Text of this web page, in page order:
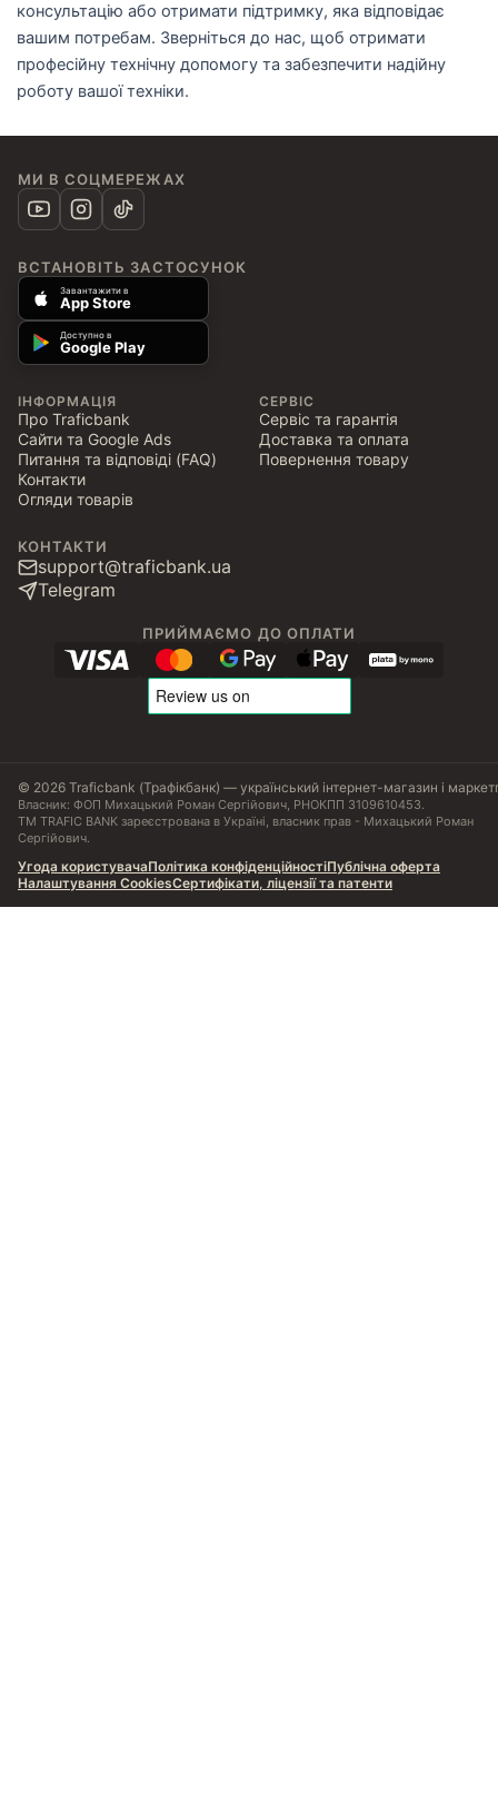
консультацію або отримати підтримку, яка відповідає
вашим потребам. Зверніться до нас, щоб отримати
професійну технічну допомогу та забезпечити надійну
роботу вашої техніки.
МИ В СОЦМЕРЕЖАХ
ВСТАНОВІТЬ ЗАСТОСУНОК
Завантажити в
App Store
Доступно в
Google Play
ІНФОРМАЦІЯ
Про Traficbank
Сайти та Google Ads
Питання та відповіді (FAQ)
Контакти
Огляди товарів
СЕРВІС
Сервіс та гарантія
Доставка та оплата
Повернення товару
КОНТАКТИ
support@traficbank.ua
Telegram
ПРИЙМАЄМО ДО ОПЛАТИ
© 2026 Traficbank (Трафікбанк) — український інтернет-магазин і
Власник: ФОП Михацький Роман Сергійович, РНОКПП 3109610453.
ТМ TRAFIC BANK зареєстрована в Україні, власник прав - Михацький Роман
Сергійович.
Угода користувачаПолітика конфіденційностіПублічна оферта
Налаштування CookiesСертифікати, ліцензії та патенти